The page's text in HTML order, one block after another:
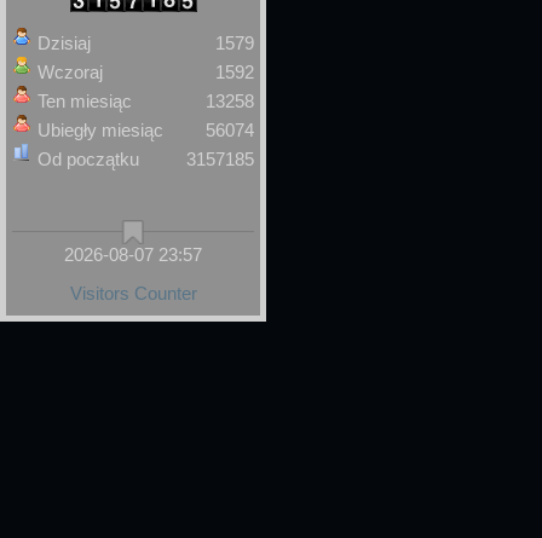
Dzisiaj
Wczoraj
Ten miesiąc
Ubiegły miesiąc
Od początku
1579
1592
13258
56074
3157185
2026-08-07 23:57
Visitors Counter